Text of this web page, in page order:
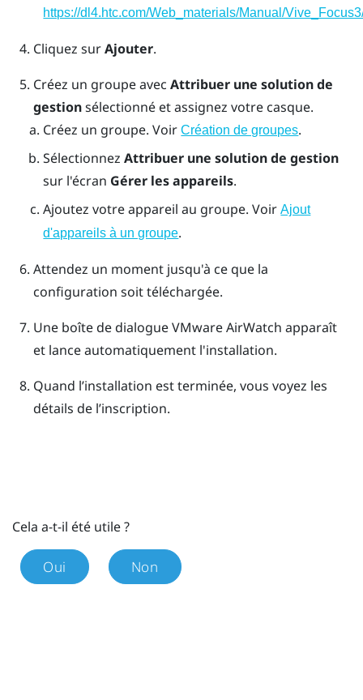
https://dl4.htc.com/Web_materials/Manual/
Cliquez surAjouter.
Créez un groupe avec Attribuer une solution de
gestionsélectionné et assignez votre casque.
Créez un groupe. VoirCréation de groupes.
SélectionnezAttribuer une solution de gestion
sur l'écran Gérer les appareils.
Ajoutez votre appareil au groupe. VoirAjout
d'appareils à un groupe.
Attendez un moment jusqu'à ce que la
configuration soit téléchargée.
Une boîte de dialogueVMware AirWatch apparaît
et lance automatiquement l'installation.
Quand l’installation est terminée, vous voyez les
détails de l’inscription.
Cela a-t-il été utile ?
Oui Non